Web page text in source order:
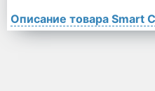
Описание товара Smart